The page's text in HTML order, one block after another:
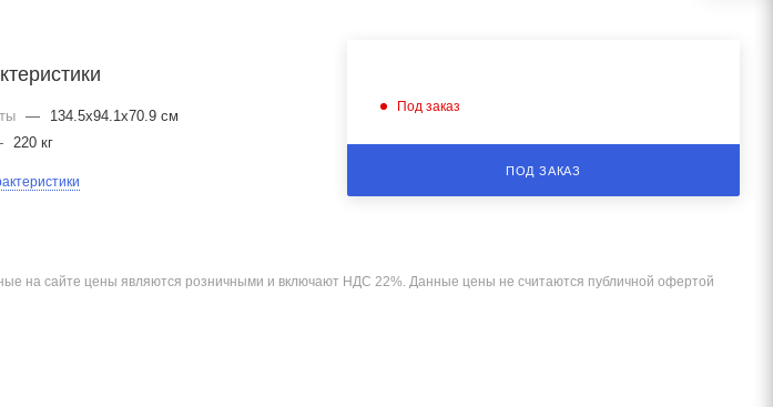
—
134.5x94.1x70.9 см
220 кг
Под заказ
ПОД ЗАКАЗ
на сайте цены являются розничными и включают НДС 22%. Данные цены не считаются публичной офертой